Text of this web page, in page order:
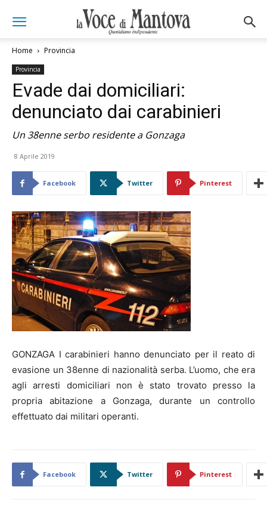
Home Provincia
Provincia
Evade dai domiciliari:
denunciato dai carabinieri
Un 38enne serbo residente a Gonzaga
8 Aprile 2019
Facebook Twitter Pinterest
GONZAGA I carabinieri hanno denunciato per il reato di
evasione un 38enne di nazionalità serba. L’uomo, che era
agli arresti domiciliari non è stato trovato presso la
propria abitazione a Gonzaga, durante un controllo
effettuato dai militari operanti.
Facebook Twitter Pinterest